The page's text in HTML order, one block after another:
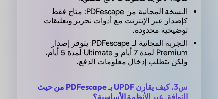
وسريع!
لقد أتيحت لي مؤخرًا الفرصة لتجربة UPDF. أكثر ما أعجبني فيه
سهولة استخدامه. على عكس بعض برامج قراءة
ملفات PDF الأخرى التي قد تكون معقدة بسبب كثرة الميزات
والعثور على الأدوات التي أحتاجها. كما أنني أقدر
النسخة المجانية من PDFescape: متاح فقط
كإصدار عبر الإنترنت مع أدوات تحرير وتعليقات
توضيحية محدودة.
التجربة المجانية لـ PDFescape: يتوفر إصدار
Premium لمدة 7 أيام و Ultimate لمدة 5 أيام،
ولكن يتطلب إدخال معلومات الدفع.
س3. كيف يقارن UPDF بـ PDFescape من حيث
التوافق عبر الأنظمة الأساسية؟